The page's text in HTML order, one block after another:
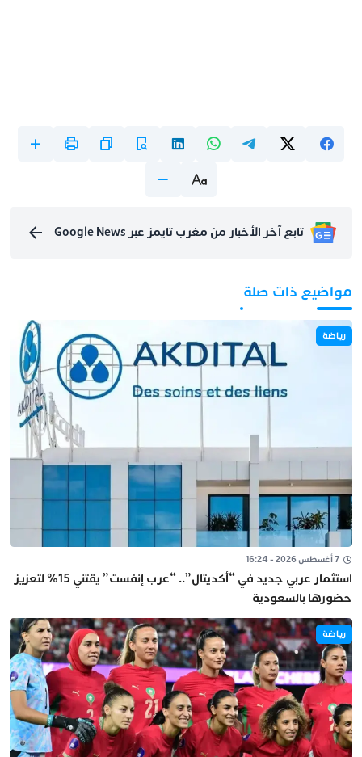
تابع آخر الأخبار من مغرب تايمز عبر Google News
مواضيع ذات صلة
رياضة
7 أغسطس 2026 - 16:24
استثمار عربي جديد في “أكديتال”.. “عرب إنفست” يقتني 15% لتعزيز
حضورها بالسعودية
رياضة